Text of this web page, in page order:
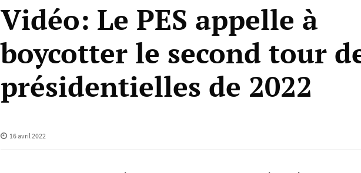
Vidéo: Le PES appelle à
boycotter le second tour
présidentielles de 2022
16 avril 2022